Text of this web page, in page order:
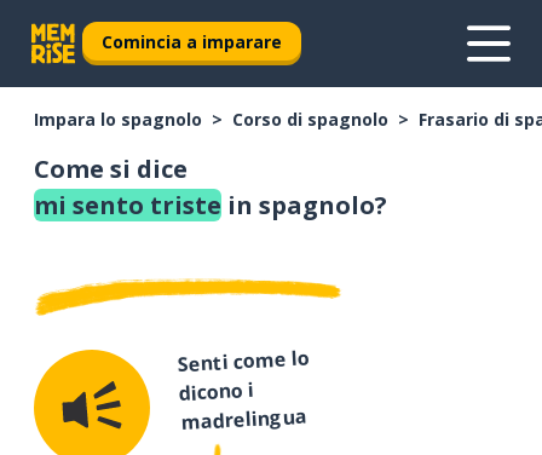
Comincia a imparare
Impara lo spagnolo Corso di spagnolo Frasario di
Come si dice
mi sento triste in spagnolo?
Senti come lo
dicono i
madrelingua